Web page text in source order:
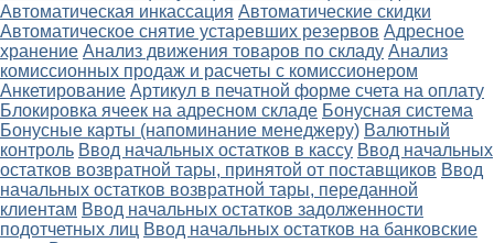
Автоматическая инкассация Автоматические скидки
Автоматическое снятие устаревших резервов Адресное
хранение Анализ движения товаров по складу Анализ
комиссионных продаж и расчеты с комиссионером
Анкетирование Артикул в печатной форме счета на оплату
Блокировка ячеек на адресном складе Бонусная система
Бонусные карты (напоминание менеджеру) Валютный
контроль Ввод начальных остатков в кассу Ввод начальных
остатков возвратной тары, принятой от поставщиков Ввод
начальных остатков возвратной тары, переданной
клиентам Ввод начальных остатков задолженности
подотчетных лиц Ввод начальных остатков на банковские